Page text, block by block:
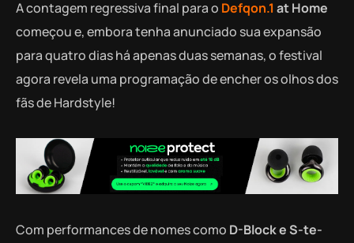
A contagem regressiva final para o Defqon.1 at Home
começou e, embora tenha anunciado sua expansão
para quatro dias há apenas duas semanas, o festival
agora revela uma programação de encher os olhos dos
fãs de Hardstyle!
Com performances de nomes como D-Block e S-te-